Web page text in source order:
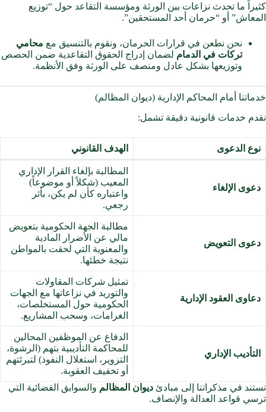
كثيراً ما تحدث نزاعات بين الورثة ومؤسسة التقاعد حول “توزيع
المعاش” أو “حرمان أحد المستحقين”.
نحن نطعن في قرارات الحرمان، ونقوم بالتنسيق مع محامي
تركات في الدمام لضمان إدراج الحقوق التقاعدية ضمن الحصص
وتوزيعها بشكل عادل ومنصف على الورثة وفق الأنظمة.
خدماتنا أمام المحاكم الإدارية (ديوان المظالم)
نقدم خدمات قانونية دقيقة تشمل:
نوع الدعوى الهدف القانوني
دعوى الإلغاء
المطالبة بإلغاء القرار الإداري
المعيب (شكلاً أو موضوعاً)
واعتباره كأن لم يكن، بأثر
رجعي.
دعوى التعويض
مطالبة الجهة الحكومية بتعويض
مالي عن الأضرار المادية
والمعنوية التي لحقت بالمواطن
نتيجة خطئها.
دعاوى العقود الإدارية
تمثيل شركات المقاولات
والتوريد في نزاعاتها مع الجهات
الحكومية حول المستخلصات،
الغرامات، وسحب المشاريع.
التأديب الإداري
الدفاع عن الموظفين المحالين
للمحاكمة التأديبية بتهم (الرشوة،
التزوير، استغلال النفوذ) لتبرئتهم
أو تخفيف العقوبة.
نستند في مذكراتنا إلى مبادئ ديوان المظالم والسوابق القضائية التي
ترسي قواعد العدالة والإنصاف.